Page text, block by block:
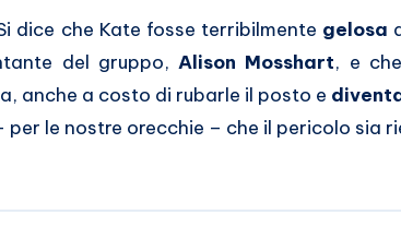
dice che Kate fosse terribilmente gelosa
del gruppo,Alison Mosshart, e
anche a costo di rubarle il posto e
per le nostre orecchie – che il pericolo sia